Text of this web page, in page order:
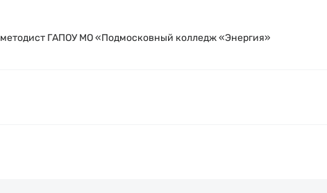
методист ГАПОУ МО «Подмосковный колледж «Энергия»